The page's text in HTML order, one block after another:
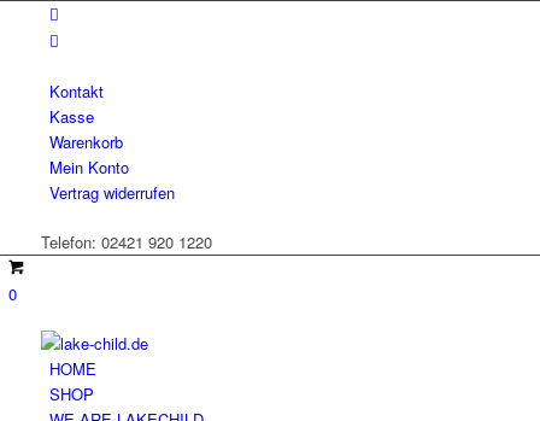
Kontakt
Kasse
Warenkorb
Mein Konto
Vertrag widerrufen
Telefon: 02421 920 1220
0
HOME
SHOP